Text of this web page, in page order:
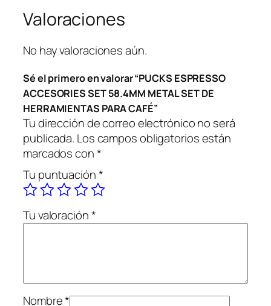
M
E
T
A
S
P
A
R
A
C
F
n
t
Valoraciones
No hay valoraciones aún.
Sé el primero en valorar “PUCKS ESPRESSO
ACCESORIES SET 58.4MM METAL SET DE
HERRAMIENTAS PARA CAFÉ”
Tu dirección de correo electrónico no será
publicada. Los campos obligatorios están
marcados con*
Tu puntuación*
Tu valoración*
Nombre*